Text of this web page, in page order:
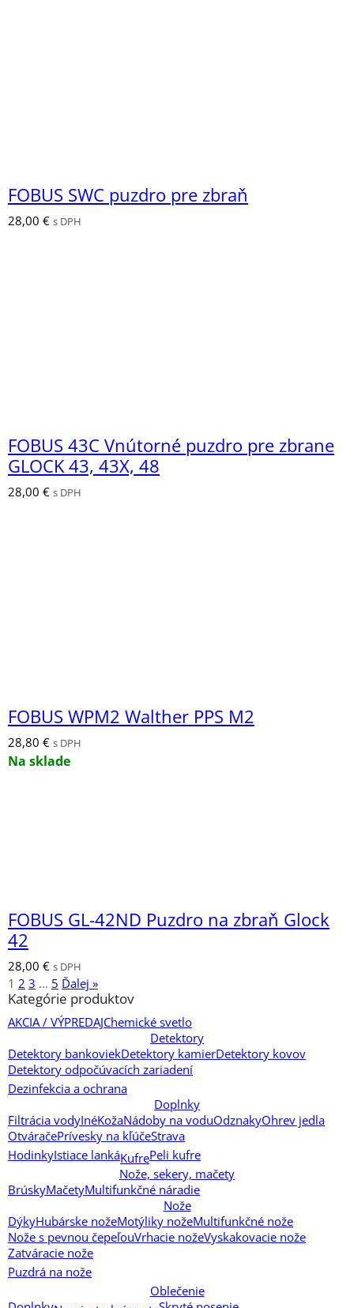
FOBUS SWC puzdro pre zbraň
28,00 € s DPH
FOBUS 43C Vnútorné puzdro pre zbrane
GLOCK 43, 43X, 48
28,00 € s DPH
FOBUS WPM2 Walther PPS M2
28,80 € s DPH
Na sklade
FOBUS GL-42ND Puzdro na zbraň Glock
42
28,00 € s DPH
1 2 3 … 5 Ďalej »
Kategórie produktov
AKCIA / VÝPREDAJChemické svetlo
Detektory
Detektory bankoviekDetektory kamierDetektory kovov
Detektory odpočúvacích zariadení
Dezinfekcia a ochrana
Doplnky
Filtrácia vodyInéKožaNádoby na voduOdznakyOhrev jedla
OtváračePrívesky na kľúčeStrava
HodinkyIstiace lankáKufrePeli kufre
Nože, sekery, mačety
BrúskyMačetyMultifunkčné náradie
Nože
DýkyHubárske nožeMotýliky nožeMultifunkčné nože
Nože s pevnou čepeľouVrhacie nožeVyskakovacie nože
Zatváracie nože
Puzdrá na nože
Oblečenie